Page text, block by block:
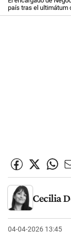
país tras el ultimátum
Cecilia
04-04-2026 13:45